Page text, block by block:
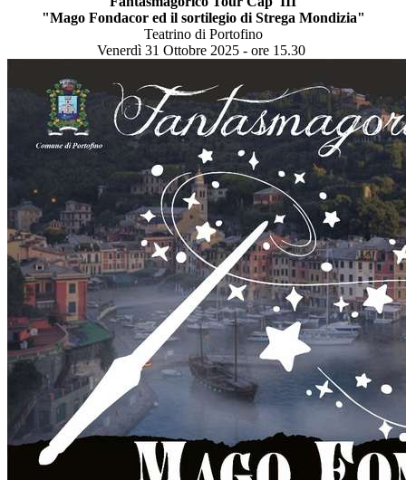
"Mago Fondacor ed il sortilegio di Strega Mondizia"
Teatrino di Portofino
Venerdì 31 Ottobre 2025 - ore 15.30